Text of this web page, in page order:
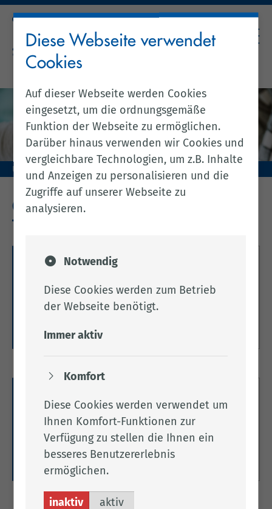
Unser Landkreis Gesundheit & Soziales
GESUNDHEIT & SOZIALES
Online-Anträge
Online-Anträge für den Bereich „Gesundheit &
Soziales“.
Weitere Informationen
Gesundheit
Hier finden Sie Informationen zum Thema
Gesundheit.
Diese Webseite verwendet
Cookies
Auf dieser Webseite werden Cookies
eingesetzt, um die ordnungsgemäße
Funktion der Webseite zu ermöglichen.
Darüber hinaus verwenden wir Cookies und
vergleichbare Technologien, um z.B. Inhalte
und Anzeigen zu personalisieren und die
Zugriffe auf unserer Webseite zu
analysieren.
Notwendig
Diese Cookies werden zum Betrieb
der Webseite benötigt.
Immer aktiv
Komfort
Diese Cookies werden verwendet um
Ihnen Komfort-Funktionen zur
Verfügung zu stellen die Ihnen ein
besseres Benutzererlebnis
ermöglichen.
inaktiv aktiv